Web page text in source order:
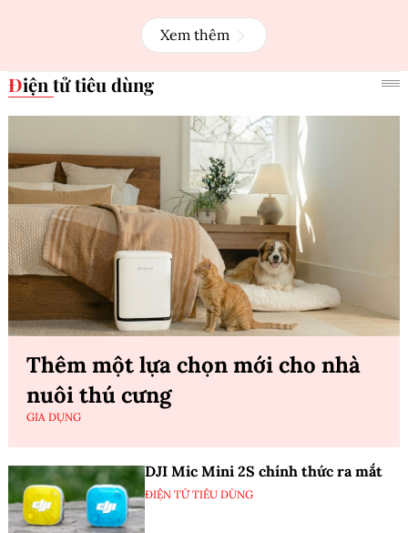
Xem thêm
Điện tử tiêu dùng
Thêm một lựa chọn mới cho nhà
nuôi thú cưng
GIA DỤNG
DJI Mic Mini 2S chính thức ra mắt
ĐIỆN TỬ TIÊU DÙNG